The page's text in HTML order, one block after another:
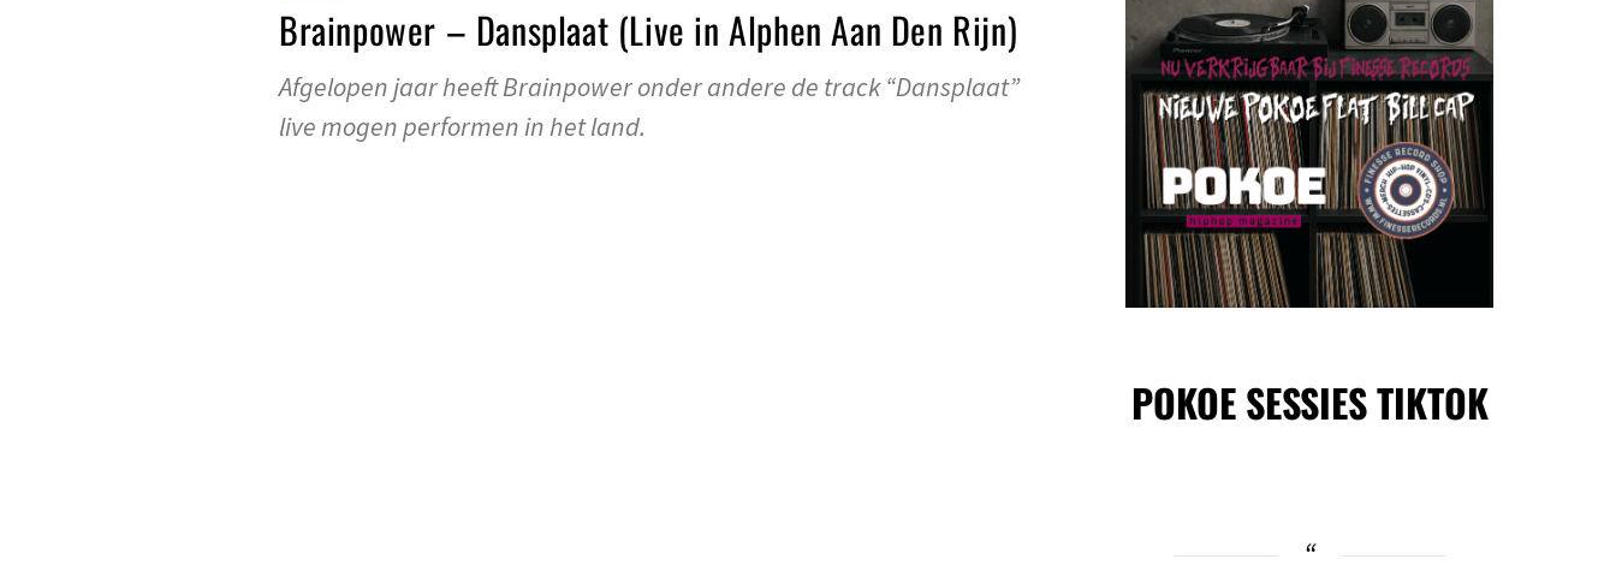
Brainpower – Dansplaat (Live in Alphen Aan Den Rijn)
Afgelopen jaar heeft Brainpower onder andere de track “Dansplaat”
live mogen performen in het land.
POKOE SESSIES TIKTOK